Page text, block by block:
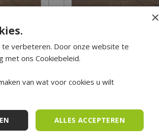
Solar Tafellamp Zwart -
7,99
×
verbeteren. Door onze website te
met ons Cookiebeleid.
van wat voor cookies u wilt
ALLES ACCEPTEREN